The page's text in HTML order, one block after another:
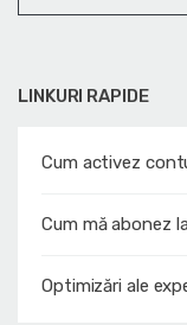
LINKURI RAPIDE
Cum activez
Cum mă abonez
Optimizări ale